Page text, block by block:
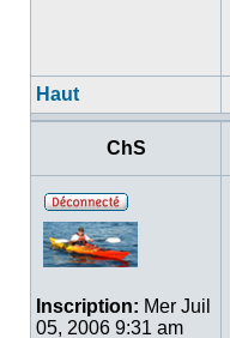
Haut
ChS
Inscription: Mer Juil
05, 2006 9:31 am